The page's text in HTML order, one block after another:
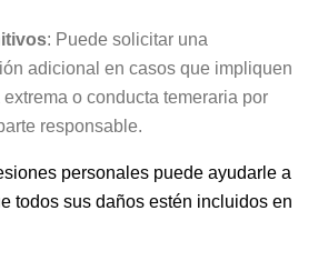
: Puede solicitar una
adicional en casos que impliquen
o conducta temeraria por
responsable.
personales puede ayudarle a
todos sus daños estén incluidos en